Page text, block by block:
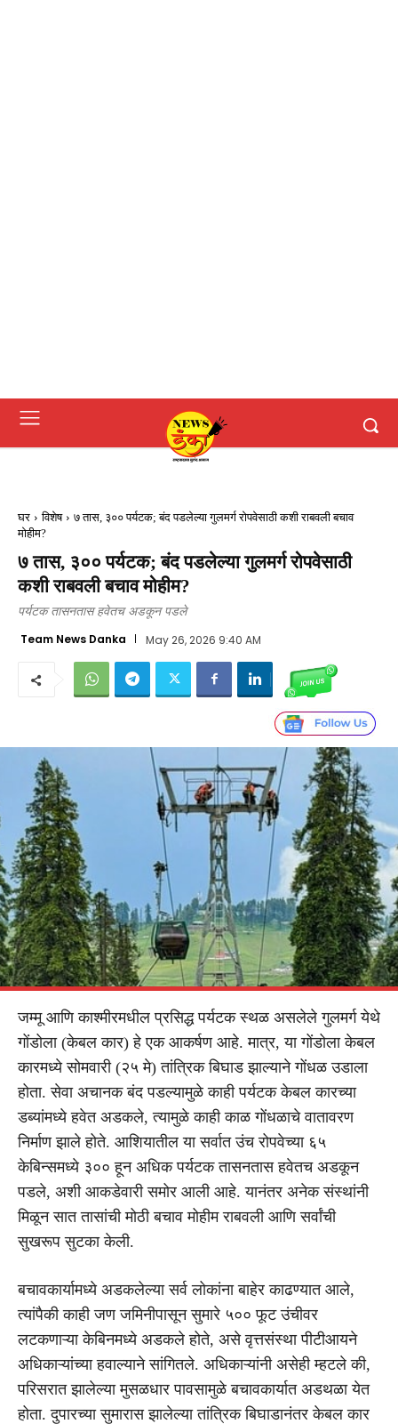
घर विशेष
७ तास, ३०० पर्यटक; बंद पडलेल्या गुलमर्ग रोपवेसाठी कशी राबवली बचाव
मोहीम?
७ तास, ३०० पर्यटक; बंद पडलेल्या गुलमर्ग रोपवेसाठी
कशी राबवली बचाव मोहीम?
पर्यटक तासनतास हवेतच अडकून पडले
Team News Danka May 26, 2026 9:40 AM
जम्मू आणि काश्मीरमधील प्रसिद्ध पर्यटक स्थळ असलेले गुलमर्ग येथे
गोंडोला (केबल कार) हे एक आकर्षण आहे. मात्र, या गोंडोला केबल
कारमध्ये सोमवारी (२५ मे) तांत्रिक बिघाड झाल्याने गोंधळ उडाला
होता. सेवा अचानक बंद पडल्यामुळे काही पर्यटक केबल कारच्या
डब्यांमध्ये हवेत अडकले, त्यामुळे काही काळ गोंधळाचे वातावरण
निर्माण झाले होते. आशियातील या सर्वात उंच रोपवेच्या ६५
केबिन्समध्ये ३०० हून अधिक पर्यटक तासनतास हवेतच अडकून
पडले, अशी आकडेवारी समोर आली आहे. यानंतर अनेक संस्थांनी
मिळून सात तासांची मोठी बचाव मोहीम राबवली आणि सर्वांची
सुखरूप सुटका केली.
बचावकार्यामध्ये अडकलेल्या सर्व लोकांना बाहेर काढण्यात आले,
त्यांपैकी काही जण जमिनीपासून सुमारे ५०० फूट उंचीवर
लटकणाऱ्या केबिनमध्ये अडकले होते, असे वृत्तसंस्था पीटीआयने
अधिकाऱ्यांच्या हवाल्याने सांगितले. अधिकाऱ्यांनी असेही म्हटले की,
परिसरात झालेल्या मुसळधार पावसामुळे बचावकार्यात अडथळा येत
होता. दुपारच्या सुमारास झालेल्या तांत्रिक बिघाडानंतर केबल कार